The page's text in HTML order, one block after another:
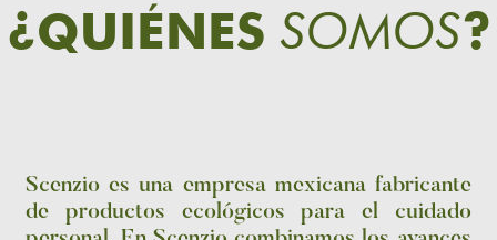
¿QUIÉNES SOMOS?
Scenzio es una empresa mexicana fabricante
de productos ecológicos para el cuidado